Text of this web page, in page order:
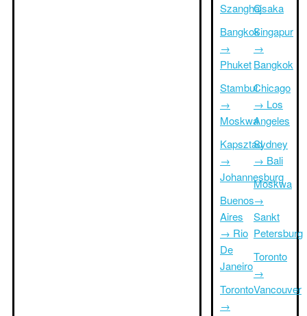
Szanghaj
Bangkok
→
Phuket
Stambuł
→
Moskwa
Kapsztad
→
Johannesburg
Buenos
Aires
→ Rio
De
Janeiro
Toronto
→
Osaka
Singapur
→
Bangkok
Chicago
→ Los
Angeles
Sydney
→ Bali
Moskwa
→
Sankt
Petersburg
Toronto
→
Vancouver